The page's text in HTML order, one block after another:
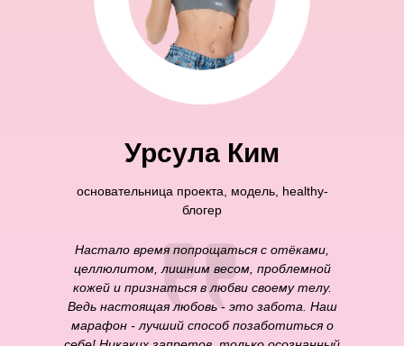
Урсула Ким
основательница проекта, модель, healthy-
блогер
Настало время попрощаться с отёками,
целлюлитом, лишним весом, проблемной
кожей и признаться в любви своему телу.
Ведь настоящая любовь - это забота. Наш
марафон - лучший способ позаботиться о